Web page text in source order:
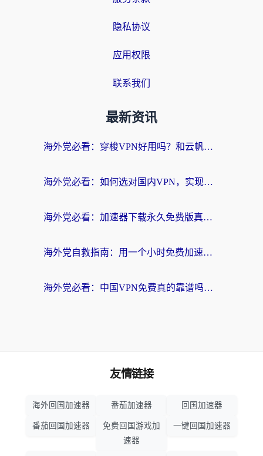
隐私协议
应用权限
联系我们
最新资讯
海外党必看：穿梭VPN好用吗？和云帆VPN对比哪个回国效果更好？附真实测评+避坑指南
海外党必看：如何选对国内VPN，实现无缝访问国内资源？
海外党必看：加速器下载永久免费版真的存在吗？教你无缝访问国内资源的正确姿势
海外党自救指南：用一个小时免费加速器，轻松打破国内资源访问壁垒？
海外党必看：中国VPN免费真的靠谱吗？手把手教你选对回国加速器
友情链接
海外回国加速器 番茄加速器 回国加速器
番茄回国加速器
免费回国游戏加
速器
一键回国加速器